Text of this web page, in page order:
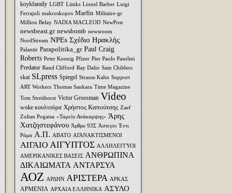
koykfamily LGBT Limks Lionel Barber Luigi
Ferrajoli makroskopos Marfin Militaire-gr
Million Belay NADIA MACLEOD NewPost
newsbeast.gr newsbomb newsroom
NordStream NPEs Σχέδιο Ηρακλής
Palantir Parapolitika_gr Paul Craig
Roberts Peter Koenig Pfizer Pier Paolo Pasolini
Predator Rand Clifford Ray Dalio Sam Childers
skai SLpress Spiegel Strauss Kahn Support
ART Workers Thomas Sankara Time Magazine
Tom Streithorst Victor Grossman Video
woke κουλτούρα Xρήστος Καπούτσης Zaef
Zoltan Pogatsa «Ταμείο Ανάκαμψης» Άρης
Χατζηστεφάνου Άρθρο 93Σ Άστεγοι Έντι
Ράμα Α.Π. ΑΒΑΤΟ ΑΓΑΝΑΚΤΙΣΜΕΝΟΙ
ΑΙΓΑΙΟ ΑΙΓΥΠΤΟΣ ΑΛΛΗΛΕΓΓΥΟΙ
ΑΜΕΡΙΚΑΝΙΚΕΣ ΒΑΣΕΙΣ ΑΝΘΡΩΠΙΝΑ
ΔΙΚΑΙΩΜΑΤΑ ΑΝΤΑΡΣΥΑ
ΑΟΖ ΑΡΔΗΝ ΑΡΙΣΤΕΡΑ ΑΡΚΑΣ
ΑΡΜΕΝΙΑ ΑΡΧΑΙΑ ΕΛΛΗΝΙΚΑ ΑΣΥΛΟ